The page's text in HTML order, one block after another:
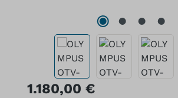
Prezzo normale:
1.180,00 €